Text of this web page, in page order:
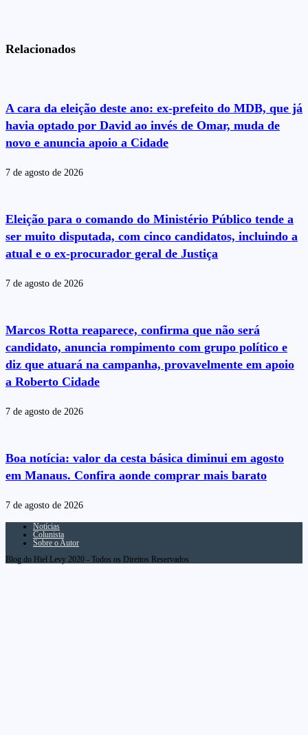
Relacionados
A cara da eleição deste ano: ex-prefeito do MDB, que já
havia optado por David ao invés de Omar, muda de
novo e anuncia apoio a Cidade
7 de agosto de 2026
Eleição para o comando do Ministério Público tende a
ser muito disputada, com cinco candidatos, incluindo a
atual e o ex-procurador geral de Justiça
7 de agosto de 2026
Marcos Rotta reaparece, confirma que não será
candidato, anuncia rompimento com grupo político e
diz que atuará na campanha, provavelmente em apoio
a Roberto Cidade
7 de agosto de 2026
Boa notícia: valor da cesta básica diminui em agosto
em Manaus. Confira aonde comprar mais barato
7 de agosto de 2026
Notícias
Colunista
Sobre o Autor
Blog do Hiel Levy 2020 - Todos os Direitos Reservados